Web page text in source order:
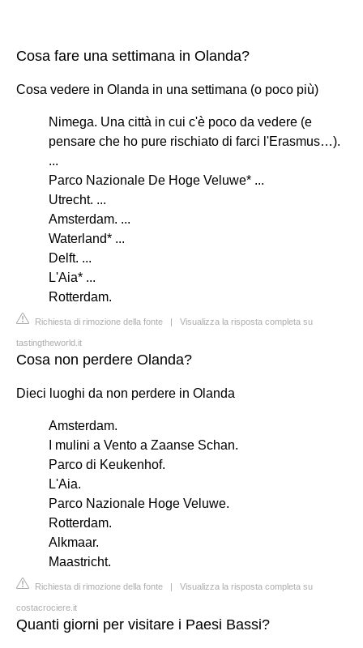
Cosa fare una settimana in Olanda?
Cosa vedere in Olanda in una settimana (o poco più)
Nimega. Una città in cui c'è poco da vedere (e
pensare che ho pure rischiato di farci l'Erasmus…).
...
Parco Nazionale De Hoge Veluwe* ...
Utrecht. ...
Amsterdam. ...
Waterland* ...
Delft. ...
L'Aia* ...
Rotterdam.
Richiesta di rimozione della fonte | Visualizza la risposta completa su
tastingtheworld.it
Cosa non perdere Olanda?
Dieci luoghi da non perdere in Olanda
Amsterdam.
I mulini a Vento a Zaanse Schan.
Parco di Keukenhof.
L'Aia.
Parco Nazionale Hoge Veluwe.
Rotterdam.
Alkmaar.
Maastricht.
Richiesta di rimozione della fonte | Visualizza la risposta completa su
costacrociere.it
Quanti giorni per visitare i Paesi Bassi?